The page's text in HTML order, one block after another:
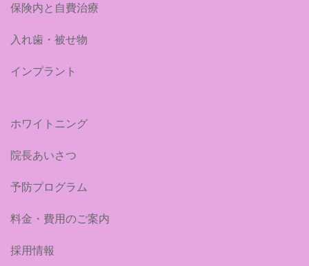
保険内と自費治療
入れ歯・被せ物
インプラント
ホワイトニング
院長あいさつ
予防プログラム
料金・費用のご案内
採用情報